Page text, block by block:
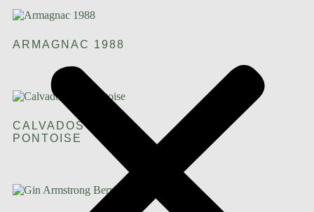
ARMAGNAC 1988
CALVADOS XO
PONTOISE